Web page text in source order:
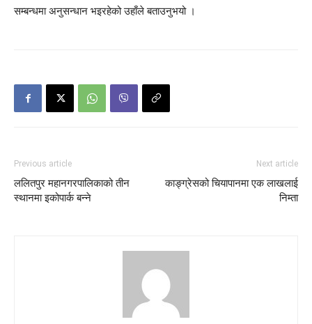
सम्बन्धमा अनुसन्धान भइरहेको उहाँले बताउनुभयो ।
Previous article
ललितपुर महानगरपालिकाको तीन
स्थानमा इकोपार्क बन्ने
Next article
काङ्ग्रेसको चियापानमा एक लाखलाई
निम्ता